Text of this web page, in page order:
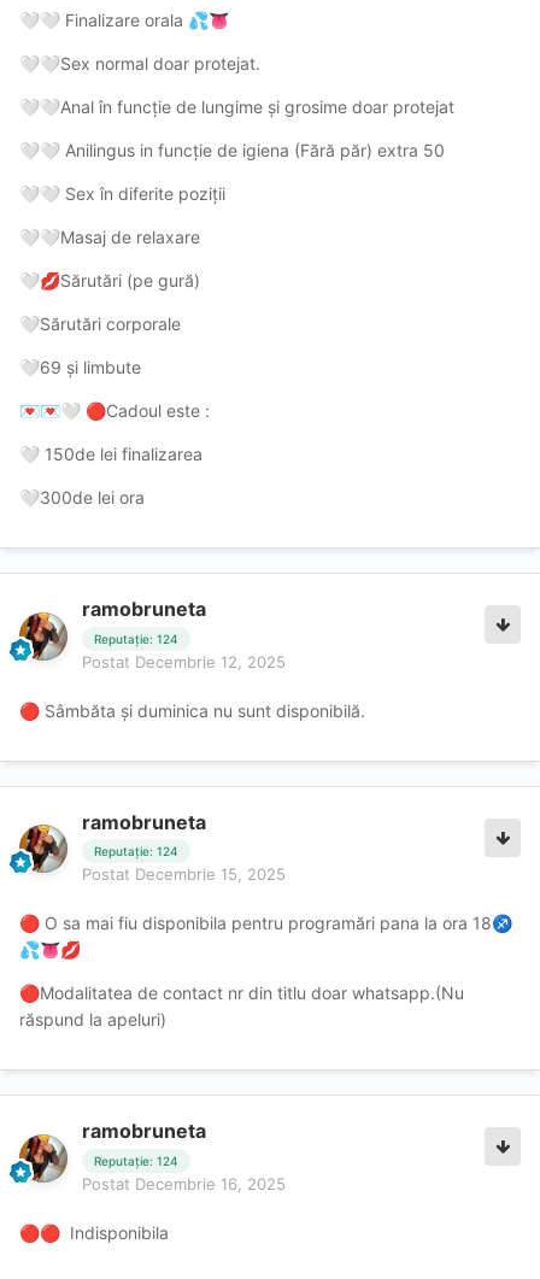
🤍🤍 Finalizare orala 💦👅
🤍🤍Sex normal doar protejat.
🤍🤍Anal în funcție de lungime și grosime doar protejat
🤍🤍 Anilingus in funcție de igiena (Fără păr) extra 50
🤍🤍 Sex în diferite poziții
🤍🤍Masaj de relaxare
🤍💋Sărutări (pe gură)
🤍Sărutări corporale
🤍69 și limbute
💌💌🤍 🔴Cadoul este :
🤍 150de lei finalizarea
🤍300de lei ora
ramobruneta
Reputație: 124
Postat Decembrie 12, 2025
🔴 Sâmbăta și duminica nu sunt disponibilă.
ramobruneta
Reputație: 124
Postat Decembrie 15, 2025
🔴 O sa mai fiu disponibila pentru programări pana la ora 18♐
💦👅💋
🔴Modalitatea de contact nr din titlu doar whatsapp.(Nu
răspund la apeluri)
ramobruneta
Reputație: 124
Postat Decembrie 16, 2025
🔴🔴 Indisponibila